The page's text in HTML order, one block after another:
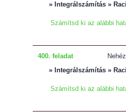
» Integrálszámítás »
Számítsd ki az alábbi
400. feladat
» Integrálszámítás »
Számítsd ki az alábbi